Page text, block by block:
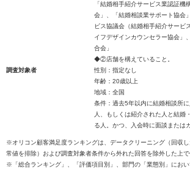
「結婚相手紹介サービス業認証機
会」、「結婚相談業サポート協会
ビス協議会（結婚相手紹介サービ
イフデザインカウンセラー協会」
合会」
◆②店舗を構えていること。
調査対象者
性別：指定なし
年齢：20歳以上
地域：全国
条件：過去5年以内に結婚相談所
人、もしくは紹介された人と結婚
る人。かつ、入会時に面談または
※オリコン顧客満足度ランキングは、データクリーニング（回収
常値を排除）および調査対象者条件から外れた回答を除外した上で
※「総合ランキング」、「評価項目別」、部門の「業態別」にお